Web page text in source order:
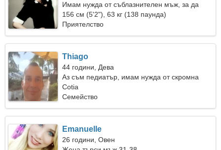
Имам нужда от съблазнителен мъж, за да
ходим заедно
156 см (5'2"), 63 кг (138 паунда)
Приятелство
Thiago
44 години, Дева
Аз съм педиатър, имам нужда от скромна
жена
Cotia
Семейство
Emanuelle
26 години, Овен